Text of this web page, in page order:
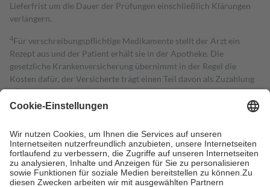
Lieferfrist um die Dauer der Prüfungen einschließlich Klärungen
verlängern.
4Für verschreibungspflichtige Medikamente stellt der Arzt ein
Rezept aus und der Patient erhält sie in der Apotheke. Die
gesetzliche Krankenversicherung übernimmt in der Regel die
Kosten dafür, der Versicherte trägt einen Teil davon als Zuzahlung
mit.
Grundsätzlich leisten Mitglieder Zuzahlungen in Höhe von zehn
höchstens zehn Euro.
Es sind jedoch nie mehr als die tatsächlichen
Kosten der Leistung zu entrichten.
Diese Regeln gelten grundsätzlich auch für Online-Apotheken.
Bei Heilmitteln und häuslicher Krankenpflege beträgt die
Zuzahlung zehn Prozent der Kosten sowie zehn Euro je